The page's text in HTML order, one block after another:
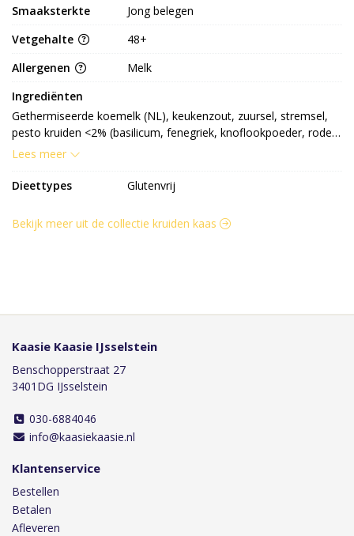
Smaaksterkte
Jong belegen
Vetgehalte
48+
Allergenen
Melk
Ingrediënten
Gethermiseerde koemelk (NL), keukenzout, zuursel, stremsel,
pesto kruiden <2% (basilicum, fenegriek, knoflookpoeder, rode
peper, Italiaanse kruiden) conserveermiddel: E251 kleurstof:
Lees meer
Dieettypes Glutenvrij
Bekijk meer uit de collectie kruiden kaas
Kaasie Kaasie IJsselstein
Benschopperstraat 27
3401DG IJsselstein
030-6884046
info@kaasiekaasie.nl
Klantenservice
Bestellen
Betalen
Afleveren